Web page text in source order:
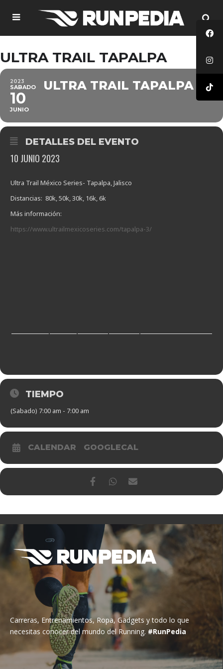
ULTRA TRAIL TAPALPA
2023
SABADO
10
JUNIO
ULTRA TRAIL TAPALPA
DETALLES DEL EVENTO
10 JUNIO 2023
Ultra Trail México Series- Tapalpa, Jalisco
Distancias: 80k, 50k, 30k, 16k, 6k
Más información:
https://www.ultrailmexicoseries.com/tapalpa-3/
TIEMPO
(Sabado) 7:00 am - 7:00 am
CALENDAR GOOGLECAL
Carreras, Entrenamientos, Ropa, Gadgets y todo lo que
necesitas conocer del mundo del Running. #RunPedia